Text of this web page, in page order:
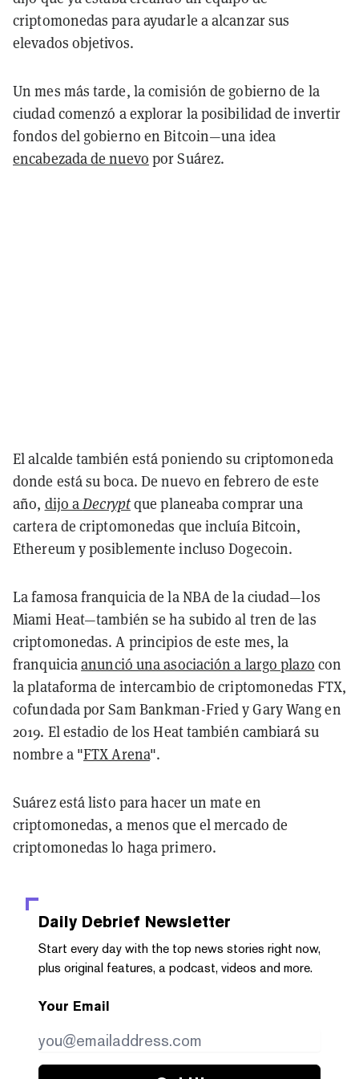
criptomonedas para ayudarle a alcanzar sus
elevados objetivos.
Un mes más tarde, la comisión de gobierno de la
ciudad comenzó a explorar la posibilidad de invertir
fondos del gobierno en Bitcoin—una idea
encabezada de nuevo por Suárez.
El alcalde también está poniendo su criptomoneda
donde está su boca. De nuevo en febrero de este
año, dijo aDecryptque planeaba comprar una
cartera de criptomonedas que incluía Bitcoin,
Ethereum y posiblemente incluso Dogecoin.
La famosa franquicia de la NBA de la ciudad—los
Miami Heat—también se ha subido al tren de las
criptomonedas. A principios de este mes, la
franquiciaanunció una asociación a largo plazo con
la plataforma de intercambio de criptomonedas FTX,
cofundada por Sam Bankman-Fried y Gary Wang en
2019. El estadio de los Heat también cambiará su
nombre a "FTX Arena".
Suárez está listo para hacer un mate en
criptomonedas, a menos que el mercado de
criptomonedas lo haga primero.
Daily Debrief Newsletter
Start every day with the top news stories right now,
plus original features, a podcast, videos and more.
Your Email